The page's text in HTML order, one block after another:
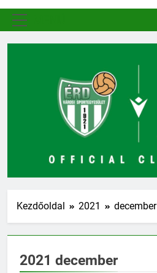
Kezdőoldal 2021 december
2021 december